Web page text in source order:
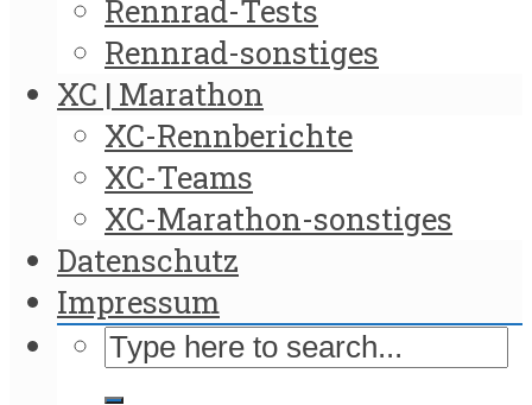
Rennrad-Tests
Rennrad-sonstiges
XC | Marathon
XC-Rennberichte
XC-Teams
XC-Marathon-sonstiges
Datenschutz
Impressum